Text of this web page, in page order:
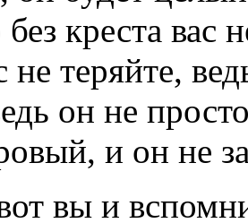
креста вас
теряйте,
он не
и он не
вы и